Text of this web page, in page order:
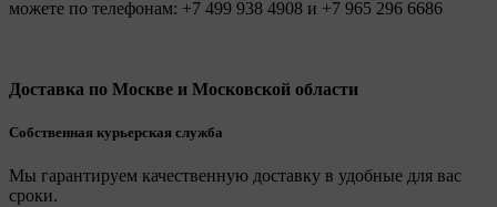
можете по телефонам: +7 499 938 4908 и +7 965 296 6686
Доставка по Москве и Московской области
Собственная курьерская служба
Мы гарантируем качественную доставку в удобные для вас
сроки.